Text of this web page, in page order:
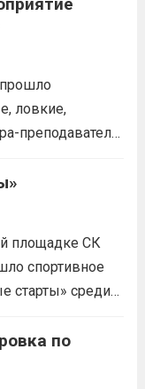
ловкие,
преподавателя
и
площадке СК
спортивное
старты» среди
по